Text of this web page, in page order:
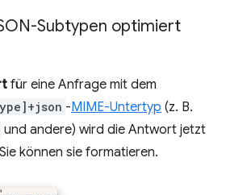
Subtypen optimiert
für eine Anfrage mit dem
-MIME-Untertyp (z. B.
und andere) wird die Antwort jetzt
können sie formatieren.